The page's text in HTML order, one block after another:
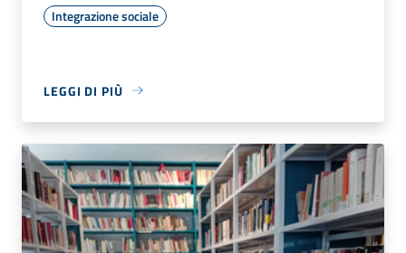
Integrazione sociale
LEGGI DI PIÙ